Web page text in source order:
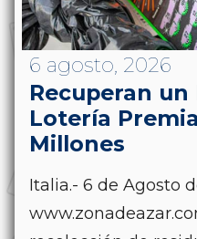
6 agosto, 2026
Recuperan
Lotería
Millones
Italia.- 6 de Agosto